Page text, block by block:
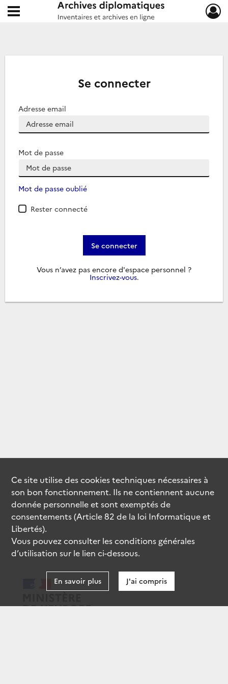
Archives diplomatiques
Ouvrir le menu déroulant
Se connecter
Adresse email
Mot de passe
Mot de passe oublié
Rester connecté
Se connecter
Vous n’avez pas encore d'espace personnel ?
Inscrivez-vous.
Ce site utilise descookiestechniques nécessaires à
son bon fonctionnement. Ils ne contiennent aucune
donnée personnelle et sont exemptés de
consentements (Article 82 de la loi Informatique et
Libertés).
Vous pouvez consulter les conditions générales
d’utilisation sur le lien ci-dessous.
En savoir plus J'ai compris